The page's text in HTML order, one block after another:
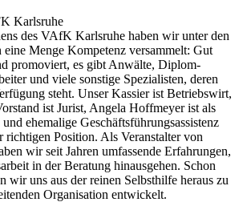
des VAfK Karlsruhe haben wir unter den
Menge Kompetenz versammelt: Gut
promoviert, es gibt Anwälte, Diplom-
und viele sonstige Spezialisten, deren
steht. Unser Kassier ist Betriebswirt,
ist Jurist, Angela Hoffmeyer ist als
ehemalige Geschäftsführungsassistenz
richtigen Position. Als Veranstalter von
wir seit Jahren umfassende Erfahrungen,
in der Beratung hinausgehen. Schon
wir uns aus der reinen Selbsthilfe heraus zu
Organisation entwickelt.